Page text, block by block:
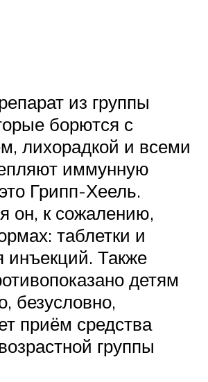
из группы
борются с
лихорадкой и всеми
иммунную
Грипп-Хеель.
он, к сожалению,
таблетки и
инъекций. Также
детям
безусловно,
приём средства
группы